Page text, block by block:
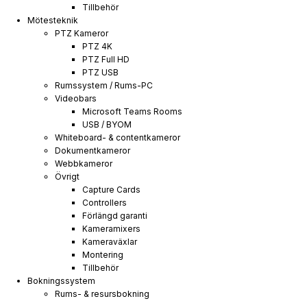
Tillbehör
Mötesteknik
PTZ Kameror
PTZ 4K
PTZ Full HD
PTZ USB
Rumssystem / Rums-PC
Videobars
Microsoft Teams Rooms
USB / BYOM
Whiteboard- & contentkameror
Dokumentkameror
Webbkameror
Övrigt
Capture Cards
Controllers
Förlängd garanti
Kameramixers
Kameraväxlar
Montering
Tillbehör
Bokningssystem
Rums- & resursbokning